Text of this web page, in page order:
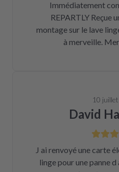
Immédiatement
REPARTLY Reçue
montage sur le lave
à merveille.
10
David
J ai renvoyé une carte
linge pour une panne